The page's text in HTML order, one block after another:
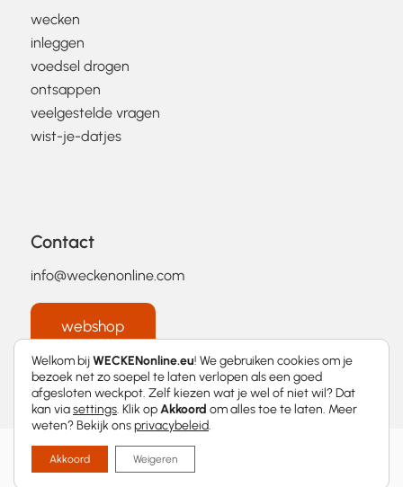
wecken
inleggen
voedsel drogen
ontsappen
veelgestelde vragen
wist-je-datjes
Contact
info@weckenonline.com
webshop
2026 © WECKENonline.eu │
Welkom bijWECKENonline.eu! We gebruiken cookies om je
bezoek net zo soepel te laten verlopen als een goed
afgesloten weckpot. Zelf kiezen wat je wel of niet wil? Dat
kan viasettings. Klik opAkkoord om alles toe te laten. Meer
weten? Bekijk onsprivacybeleid.
Akkoord Weigeren